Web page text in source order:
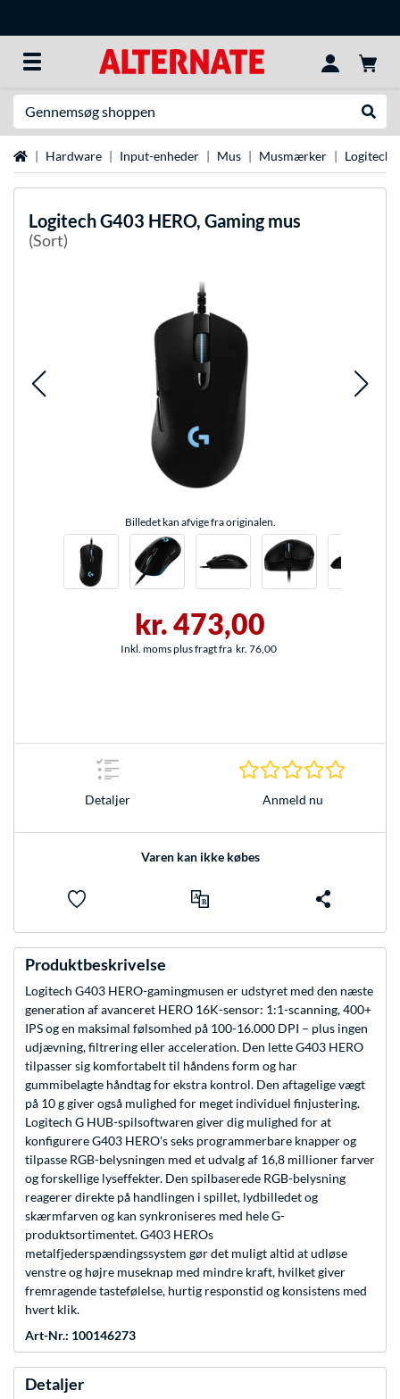
StartsideHardware Input-enheder Mus Musmærker Logitech
LogitechG403 HERO, Gaming mus
(Sort)
Billedet kan afvige fra originalen.
kr. 473,00
Inkl. moms plus fragt fra kr. 76,00
Detaljer Anmeld nu
Varen kan ikke købes
Produktbeskrivelse
Logitech G403 HERO-gamingmusen er udstyret med den næste
generation af avanceret HERO 16K-sensor: 1:1-scanning, 400+
IPS og en maksimal følsomhed på 100-16.000 DPI – plus ingen
udjævning, filtrering eller acceleration. Den lette G403 HERO
tilpasser sig komfortabelt til håndens form og har
gummibelagte håndtag for ekstra kontrol. Den aftagelige vægt
på 10 g giver også mulighed for meget individuel finjustering.
Logitech G HUB-spilsoftwaren giver dig mulighed for at
konfigurere G403 HERO's seks programmerbare knapper og
tilpasse RGB-belysningen med et udvalg af 16,8 millioner farver
og forskellige lyseffekter. Den spilbaserede RGB-belysning
reagerer direkte på handlingen i spillet, lydbilledet og
skærmfarven og kan synkroniseres med hele G-
produktsortimentet. G403 HEROs
metalfjederspændingssystem gør det muligt altid at udløse
venstre og højre museknap med mindre kraft, hvilket giver
fremragende tastefølelse, hurtig responstid og konsistens med
hvert klik.
Art-Nr.: 100146273
Detaljer